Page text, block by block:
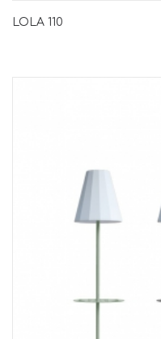
LOLA 110